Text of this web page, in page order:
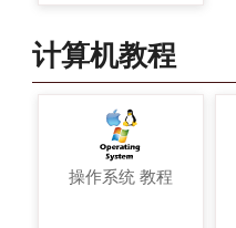
计算机教程
操作系统 教程